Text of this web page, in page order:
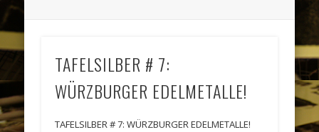
TAFELSILBER # 7:
WÜRZBURGER EDELMETALLE!
TAFELSILBER # 7: WÜRZBURGER EDELMETALLE!